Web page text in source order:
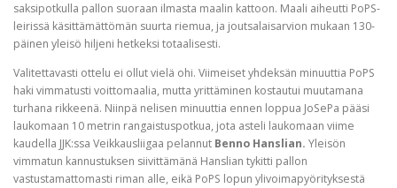
saksipotkulla pallon suoraan ilmasta maalin kattoon. Maali aiheutti PoPS-
leirissä käsittämättömän suurta riemua, ja joutsalaisarvion mukaan 130-
päinen yleisö hiljeni hetkeksi totaalisesti.
Valitettavasti ottelu ei ollut vielä ohi. Viimeiset yhdeksän minuuttia PoPS
haki vimmatusti voittomaalia, mutta yrittäminen kostautui muutamana
turhana rikkeenä. Niinpä nelisen minuuttia ennen loppua JoSePa pääsi
laukomaan 10 metrin rangaistuspotkua, jota asteli laukomaan viime
kaudella JJK:ssa Veikkausliigaa pelannut Benno Hanslian. Yleisön
vimmatun kannustuksen siivittämänä Hanslian tykitti pallon
vastustamattomasti riman alle, eikä PoPS lopun ylivoimapyörityksestä